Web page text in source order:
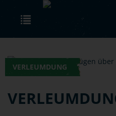
Skip to main content
VERLEUMDUNG